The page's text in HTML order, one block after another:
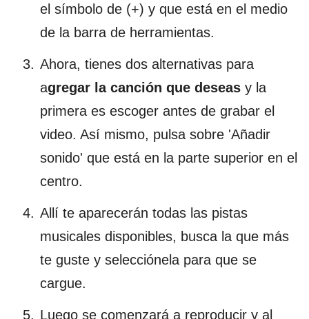
el símbolo de (+) y que está en el medio
de la barra de herramientas.
Ahora, tienes dos alternativas para
agregar la canción que deseas y la
primera es escoger antes de grabar el
video. Así mismo, pulsa sobre 'Añadir
sonido' que está en la parte superior en el
centro.
Allí te aparecerán todas las pistas
musicales disponibles, busca la que más
te guste y selecciónela para que se
cargue.
Luego se comenzará a reproducir y al